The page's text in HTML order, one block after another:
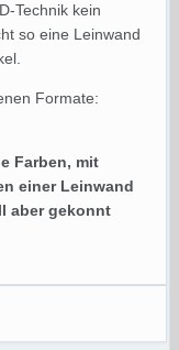
Technik kein
so eine Leinwand
Formate:
Farben, mit
einer Leinwand
aber gekonnt